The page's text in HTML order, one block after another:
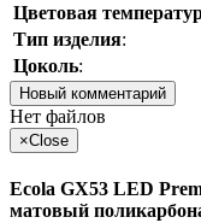
Цветовая
Тип изделия:
Цоколь:
Новый комментарий
Нет файлов
×Close
Ecola GX53 LED
матовый